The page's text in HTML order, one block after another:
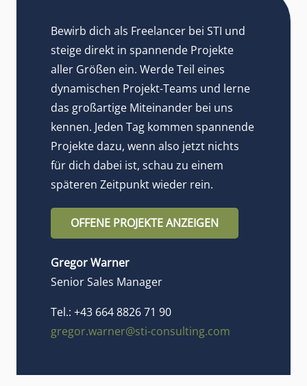
Bewirb dich als Freelancer bei STI und
steige direkt in spannende Projekte
aller Größen ein. Werde Teil eines
dynamischen Projekt-Teams und lerne
das großartige Miteinander bei uns
kennen. Jeden Tag kommen spannende
Projekte dazu, wenn also jetzt nichts
für dich dabei ist, schau zu einem
späteren Zeitpunkt wieder rein.
OFFENE PROJEKTE ANZEIGEN
Gregor Warner
Senior Sales Manager
Tel.: +43 664 8826 71 90
gregor.warner@sti-consulting.com